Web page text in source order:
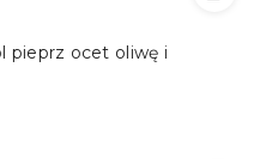
pieprz ocet oliwę i